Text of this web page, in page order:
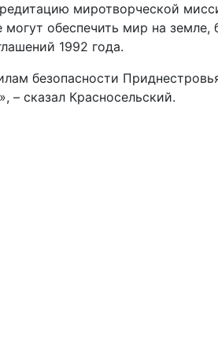
миротворческой
обеспечить мир на
1992 года.
безопасности
сказал Красносельский.